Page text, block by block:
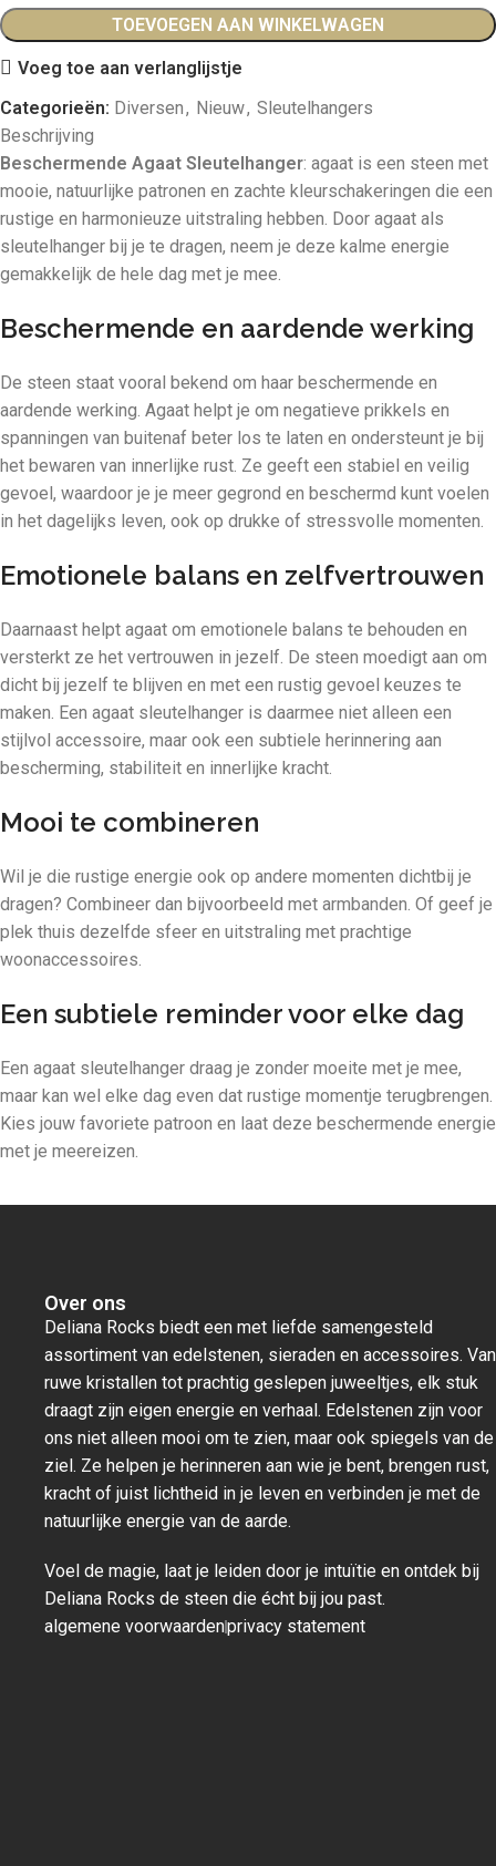
TOEVOEGEN AAN WINKELWAGEN
Voeg toe aan verlanglijstje
Categorieën: Diversen, Nieuw, Sleutelhangers
Beschrijving
Beschermende Agaat Sleutelhanger: agaat is een steen met
mooie, natuurlijke patronen en zachte kleurschakeringen die een
rustige en harmonieuze uitstraling hebben. Door agaat als
sleutelhanger bij je te dragen, neem je deze kalme energie
gemakkelijk de hele dag met je mee.
Beschermende en aardende werking
De steen staat vooral bekend om haar beschermende en
aardende werking. Agaat helpt je om negatieve prikkels en
spanningen van buitenaf beter los te laten en ondersteunt je bij
het bewaren van innerlijke rust. Ze geeft een stabiel en veilig
gevoel, waardoor je je meer gegrond en beschermd kunt voelen
in het dagelijks leven, ook op drukke of stressvolle momenten.
Emotionele balans en zelfvertrouwen
Daarnaast helpt agaat om emotionele balans te behouden en
versterkt ze het vertrouwen in jezelf. De steen moedigt aan om
dicht bij jezelf te blijven en met een rustig gevoel keuzes te
maken. Een agaat sleutelhanger is daarmee niet alleen een
stijlvol accessoire, maar ook een subtiele herinnering aan
bescherming, stabiliteit en innerlijke kracht.
Mooi te combineren
Wil je die rustige energie ook op andere momenten dichtbij je
dragen? Combineer dan bijvoorbeeld met armbanden. Of geef je
plek thuis dezelfde sfeer en uitstraling met prachtige
woonaccessoires.
Een subtiele reminder voor elke dag
Een agaat sleutelhanger draag je zonder moeite met je mee,
maar kan wel elke dag even dat rustige momentje terugbrengen.
Kies jouw favoriete patroon en laat deze beschermende energie
met je meereizen.
Over ons
Deliana Rocks biedt een met liefde samengesteld
assortiment van edelstenen, sieraden en accessoires. Van
ruwe kristallen tot prachtig geslepen juweeltjes, elk stuk
draagt zijn eigen energie en verhaal. Edelstenen zijn voor
ons niet alleen mooi om te zien, maar ook spiegels van de
ziel. Ze helpen je herinneren aan wie je bent, brengen rust,
kracht of juist lichtheid in je leven en verbinden je met de
natuurlijke energie van de aarde.
Voel de magie, laat je leiden door je intuïtie en ontdek bij
Deliana Rocks de steen die écht bij jou past.
algemene voorwaardenprivacy statement